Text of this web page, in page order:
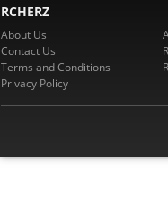
RCHERZ
About Us
Contact Us
Terms and Conditions
Privacy Policy